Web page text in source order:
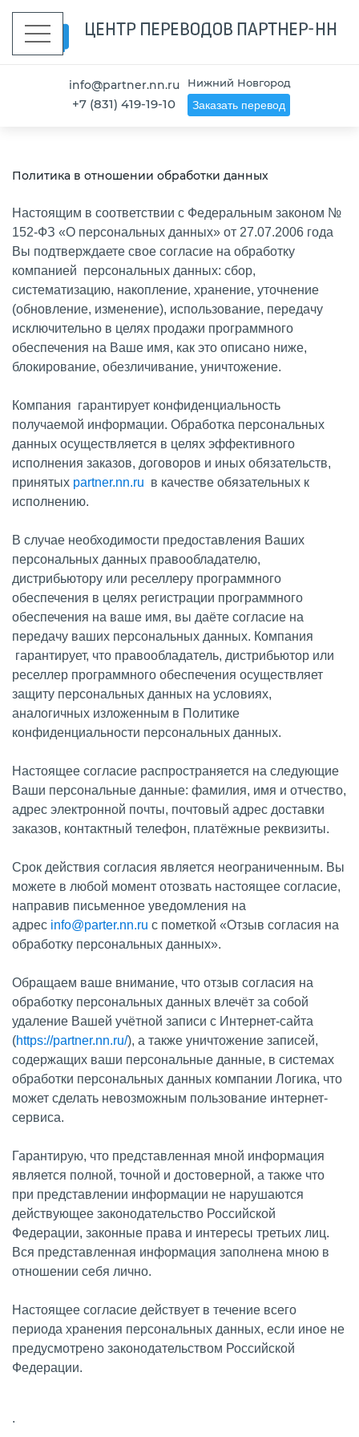
info@partner.nn.ru
+7 (831) 419-19-10
Нижний Новгород
Заказать перевод
Политика в отношении обработки данных
Настоящим в соответствии с Федеральным законом №
152-ФЗ «О персональных данных» от 27.07.2006 года
Вы подтверждаете свое согласие на обработку
компанией персональных данных: сбор,
систематизацию, накопление, хранение, уточнение
(обновление, изменение), использование, передачу
исключительно в целях продажи программного
обеспечения на Ваше имя, как это описано ниже,
блокирование, обезличивание, уничтожение.
Компания гарантирует конфиденциальность
получаемой информации. Обработка персональных
данных осуществляется в целях эффективного
исполнения заказов, договоров и иных обязательств,
принятых partner.nn.ru в качестве обязательных к
исполнению.
В случае необходимости предоставления Ваших
персональных данных правообладателю,
дистрибьютору или реселлеру программного
обеспечения в целях регистрации программного
обеспечения на ваше имя, вы даёте согласие на
передачу ваших персональных данных. Компания
гарантирует, что правообладатель, дистрибьютор или
реселлер программного обеспечения осуществляет
защиту персональных данных на условиях,
аналогичных изложенным в Политике
конфиденциальности персональных данных.
Настоящее согласие распространяется на следующие
Ваши персональные данные: фамилия, имя и отчество,
адрес электронной почты, почтовый адрес доставки
заказов, контактный телефон, платёжные реквизиты.
Срок действия согласия является неограниченным. Вы
можете в любой момент отозвать настоящее согласие,
направив письменное уведомления на
адрес info@parter.nn.ru с пометкой «Отзыв согласия на
обработку персональных данных».
Обращаем ваше внимание, что отзыв согласия на
обработку персональных данных влечёт за собой
удаление Вашей учётной записи с Интернет-сайта
(https://partner.nn.ru/), а также уничтожение записей,
содержащих ваши персональные данные, в системах
обработки персональных данных компании Логика, что
может сделать невозможным пользование интернет-
сервиса.
Гарантирую, что представленная мной информация
является полной, точной и достоверной, а также что
при представлении информации не нарушаются
действующее законодательство Российской
Федерации, законные права и интересы третьих лиц.
Вся представленная информация заполнена мною в
отношении себя лично.
Настоящее согласие действует в течение всего
периода хранения персональных данных, если иное не
предусмотрено законодательством Российской
Федерации.
.